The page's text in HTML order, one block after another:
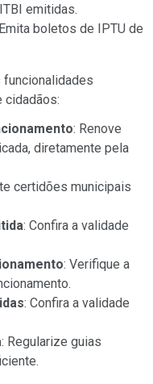
emitidas.
boletos de IPTU de
cidadãos:
: Renove
diretamente pela
certidões municipais
: Confira a validade
: Verifique a
: Confira a validade
: Regularize guias